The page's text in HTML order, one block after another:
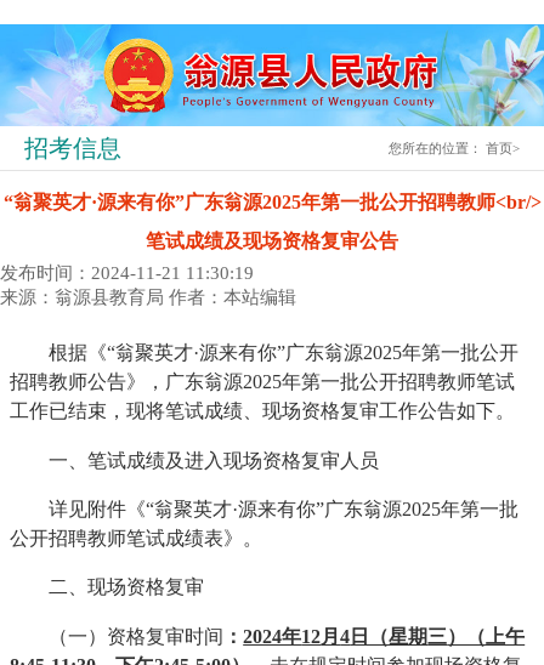
招考信息 您所在的位置：首页>
“翁聚英才·源来有你”广东翁源2025年第一批公开招聘教师<br/>
笔试成绩及现场资格复审公告
发布时间：2024-11-21 11:30:19
来源：翁源县教育局 作者：本站编辑
根据《“翁聚英才·源来有你”广东翁源2025年第一批公开
招聘教师公告》，广东翁源2025年第一批公开招聘教师笔试
工作已结束，现将笔试成绩、现场资格复审工作公告如下。
一、笔试成绩及进入现场资格复审人员
详见附件《“翁聚英才·源来有你”广东翁源2025年第一批
公开招聘教师笔试成绩表》。
二、现场资格复审
（一）资格复审时间 ：2024年12月4日（星期三）（上午